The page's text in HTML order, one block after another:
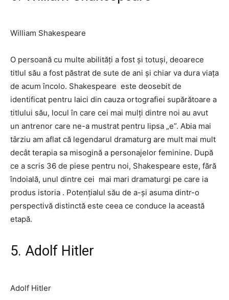
William Shakespeare
O persoană cu multe abilități a fost și totuși, deoarece
titlul său a fost păstrat de sute de ani și chiar va dura viața
de acum încolo. Shakespeare este deosebit de
identificat pentru laici din cauza ortografiei supărătoare a
titlului său, locul în care cei mai mulți dintre noi au avut
un antrenor care ne-a mustrat pentru lipsa „e”. Abia mai
târziu am aflat că legendarul dramaturg are mult mai mult
decât terapia sa misogină a personajelor feminine. După
ce a scris 36 de piese pentru noi, Shakespeare este, fără
îndoială, unul dintre cei mai mari dramaturgi pe care ia
produs istoria . Potențialul său de a-și asuma dintr-o
perspectivă distinctă este ceea ce conduce la această
etapă.
5. Adolf Hitler
Adolf Hitler